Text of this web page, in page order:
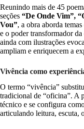
Reunindo mais de 45
seções “De Onde Vim”,
Vou”, a obra aborda
e o poder transformador
ainda com ilustrações
ampliam e enriquecem a
Vivência como
O termo “vivência”
tradicional de “oficina”. A
técnico e se configura
articulando leitura, escuta,